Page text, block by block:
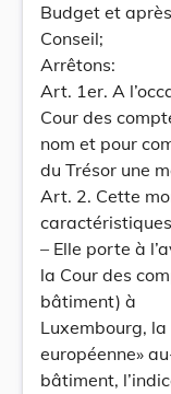
Budget et
Conseil;
Arrêtons:
Art. 1er. A
Cour des
nom et pour
du Trésor une
Art. 2. Cette
– Elle porte à
la Cour des
bâtiment) à
Luxembourg, la
européenne»
bâtiment,